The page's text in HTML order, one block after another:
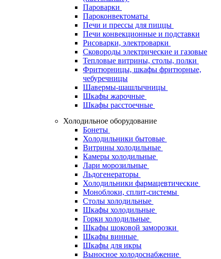
Пароварки
Пароконвектоматы
Печи и прессы для пиццы
Печи конвекционные и подставки
Рисоварки, электроварки
Сковороды электрические и газовые
Тепловые витрины, столы, полки
Фритюрницы, шкафы фритюрные,
чебуречницы
Шавермы-шашлычницы
Шкафы жарочные
Шкафы расстоечные
Холодильное оборудование
Бонеты
Холодильники бытовые
Витрины холодильные
Камеры холодильные
Лари морозильные
Льдогенераторы
Холодильники фармацевтические
Моноблоки, сплит-системы
Столы холодильные
Шкафы холодильные
Горки холодильные
Шкафы шоковой заморозки
Шкафы винные
Шкафы для икры
Выносное холодоснабжение